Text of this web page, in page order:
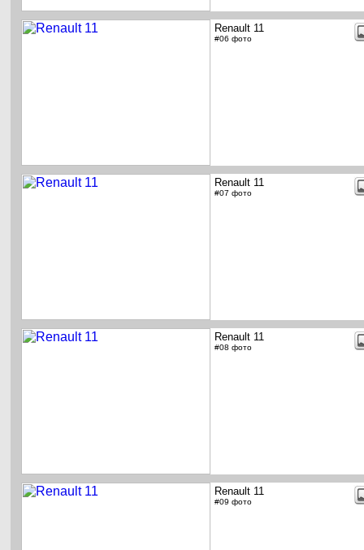
Renault 11
#06 фото
Renault 11
#07 фото
Renault 11
#08 фото
Renault 11
#09 фото